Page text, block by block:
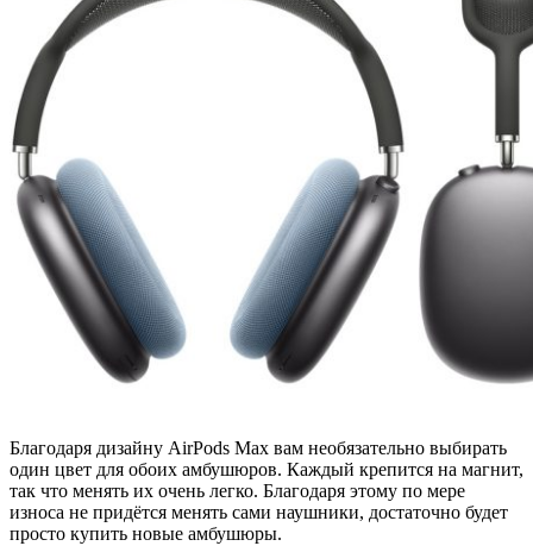
Благодаря дизайну AirPods Max вам необязательно выбирать
один цвет для обоих амбушюров. Каждый крепится на магнит,
так что менять их очень легко. Благодаря этому по мере
износа не придётся менять сами наушники, достаточно будет
просто купить новые амбушюры.